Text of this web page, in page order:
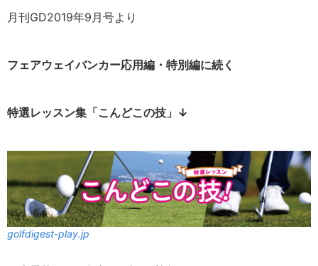
月刊GD2019年9月号より
フェアウェイバンカー応用編・特別編に続く
特選レッスン集「こんどこの技」↓
golfdigest-play.jp